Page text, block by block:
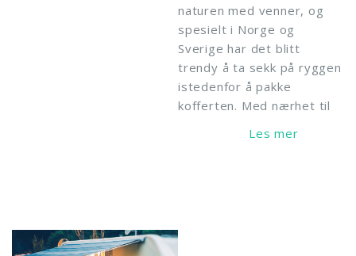
naturen med venner, og
spesielt i Norge og
Sverige har det blitt
trendy å ta sekk på ryggen
istedenfor å pakke
kofferten. Med nærhet til